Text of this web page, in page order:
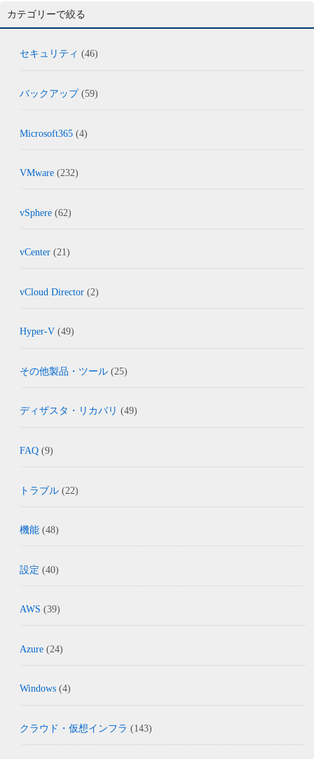
カテゴリーで絞る
セキュリティ (46)
バックアップ(59)
Microsoft365 (4)
VMware (232)
vSphere (62)
vCenter (21)
vCloud Director (2)
Hyper-V (49)
その他製品・ツール (25)
ディザスタ・リカバリ (49)
FAQ (9)
トラブル (22)
機能 (48)
設定 (40)
AWS (39)
Azure (24)
Windows (4)
クラウド・仮想インフラ (143)